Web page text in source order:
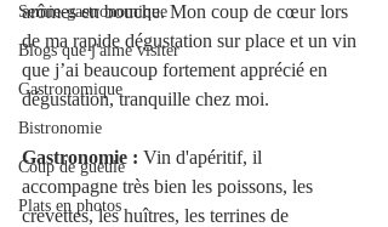
Semie-gastronomique
Blogs que j'aime visiter
Gastronomique
Bistronomie
Coup de gueule
Plats en photos
arômes en bouche. Mon coup de cœur lors
de ma rapide dégustation sur place et un vin
que j’ai beaucoup fortement apprécié en
dégustation, tranquille chez moi.
Gastronomie : Vin d'apéritif, il
accompagne très bien les poissons, les
crevettes, les huîtres, les terrines de